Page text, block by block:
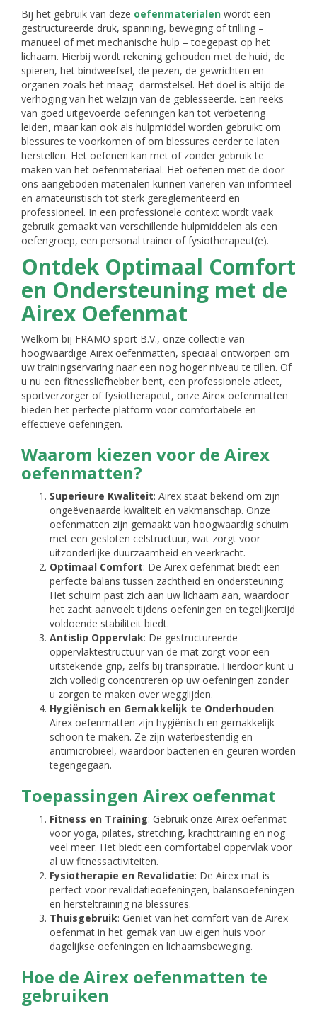
Bij het gebruik van deze oefenmaterialen wordt een
gestructureerde druk, spanning, beweging of trilling –
manueel of met mechanische hulp – toegepast op het
lichaam. Hierbij wordt rekening gehouden met de huid, de
spieren, het bindweefsel, de pezen, de gewrichten en
organen zoals het maag- darmstelsel. Het doel is altijd de
verhoging van het welzijn van de geblesseerde. Een reeks
van goed uitgevoerde oefeningen kan tot verbetering
leiden, maar kan ook als hulpmiddel worden gebruikt om
blessures te voorkomen of om blessures eerder te laten
herstellen. Het oefenen kan met of zonder gebruik te
maken van het oefenmateriaal. Het oefenen met de door
ons aangeboden materialen kunnen variëren van informeel
en amateuristisch tot sterk gereglementeerd en
professioneel. In een professionele context wordt vaak
gebruik gemaakt van verschillende hulpmiddelen als een
oefengroep, een personal trainer of fysiotherapeut(e).
Ontdek Optimaal Comfort
en Ondersteuning met de
Airex Oefenmat
Welkom bij FRAMO sport B.V., onze collectie van
hoogwaardige Airex oefenmatten, speciaal ontworpen om
uw trainingservaring naar een nog hoger niveau te tillen. Of
u nu een fitnessliefhebber bent, een professionele atleet,
sportverzorger of fysiotherapeut, onze Airex oefenmatten
bieden het perfecte platform voor comfortabele en
effectieve oefeningen.
Waarom kiezen voor de Airex
oefenmatten?
Superieure Kwaliteit: Airex staat bekend om zijn
ongeëvenaarde kwaliteit en vakmanschap. Onze
oefenmatten zijn gemaakt van hoogwaardig schuim
met een gesloten celstructuur, wat zorgt voor
uitzonderlijke duurzaamheid en veerkracht.
Optimaal Comfort: De Airex oefenmat biedt een
perfecte balans tussen zachtheid en ondersteuning.
Het schuim past zich aan uw lichaam aan, waardoor
het zacht aanvoelt tijdens oefeningen en tegelijkertijd
voldoende stabiliteit biedt.
Antislip Oppervlak: De gestructureerde
oppervlaktestructuur van de mat zorgt voor een
uitstekende grip, zelfs bij transpiratie. Hierdoor kunt u
zich volledig concentreren op uw oefeningen zonder
u zorgen te maken over wegglijden.
Hygiënisch en Gemakkelijk te Onderhouden:
Airex oefenmatten zijn hygiënisch en gemakkelijk
schoon te maken. Ze zijn waterbestendig en
antimicrobieel, waardoor bacteriën en geuren worden
tegengegaan.
Toepassingen Airex oefenmat
Fitness en Training: Gebruik onze Airex oefenmat
voor yoga, pilates, stretching, krachttraining en nog
veel meer. Het biedt een comfortabel oppervlak voor
al uw fitnessactiviteiten.
Fysiotherapie en Revalidatie: De Airex mat is
perfect voor revalidatieoefeningen, balansoefeningen
en hersteltraining na blessures.
Thuisgebruik: Geniet van het comfort van de Airex
oefenmat in het gemak van uw eigen huis voor
dagelijkse oefeningen en lichaamsbeweging.
Hoe de Airex oefenmatten te
gebruiken